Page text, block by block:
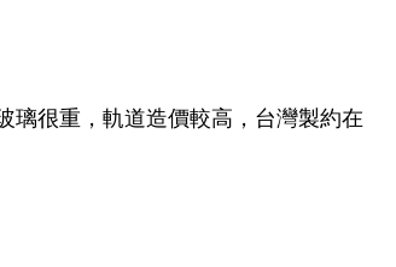
璃很重，軌道造價較高，台灣製約在